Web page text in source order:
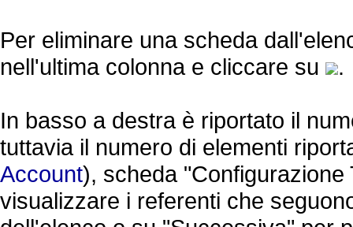
Per eliminare una scheda
nell'ultima colonna e cliccare su
.
In basso a destra è riportato il
tuttavia il numero di elementi
Account), scheda "Configurazione
visualizzare i referenti che